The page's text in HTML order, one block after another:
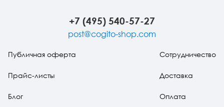
+7 (495) 540-57-27
post@cogito-shop.com
Публичная оферта
Прайс-листы
Блог
Сотрудничество
Доставка
Оплата